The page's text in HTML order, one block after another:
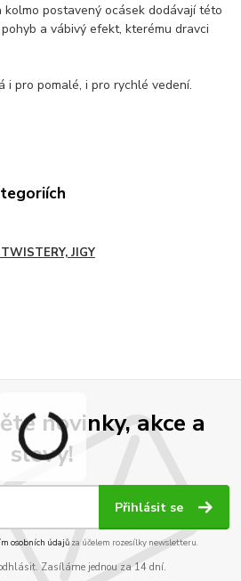
kolmo postavený ocásek dodávají této
a vábivý efekt, kterému dravci
i pro pomalé, i pro rychlé vedení.
JIGY
novinky, akce a
slevy!
Přihlásit se
osobních údajůza účelem rozesílky newsletteru.
Zasíláme jednou za 14 dní.